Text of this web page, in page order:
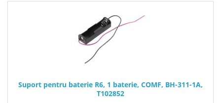
Suport pentru baterie R6, 1 baterie, COMF, BH-311-1A,
T102852